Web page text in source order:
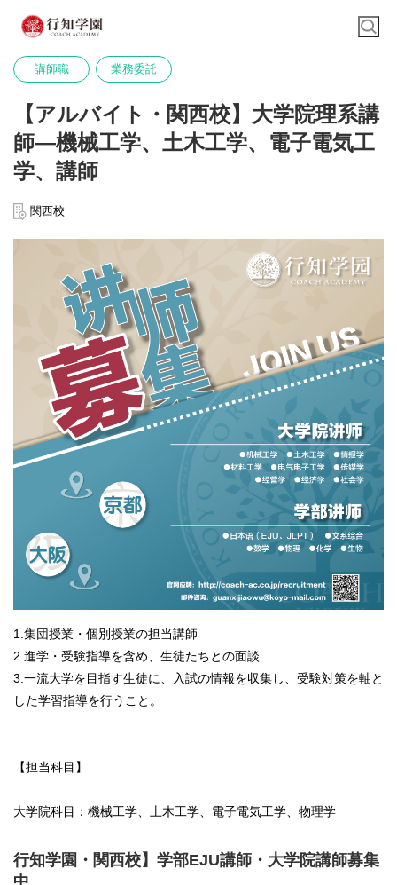
講師職 業務委託
【アルバイト・関西校】大学院理系講
師—機械工学、土木工学、電子電気工
学、講師
関西校
1.集団授業・個別授業の担当講師
2.進学・受験指導を含め、生徒たちとの面談
3.一流大学を目指す生徒に、入試の情報を収集し、受験対策を軸と
した学習指導を行うこと。
【担当科目】
大学院科目：機械工学、土木工学、電子電気工学、物理学
行知学園・関西校】学部EJU講師・大学院講師募集
中